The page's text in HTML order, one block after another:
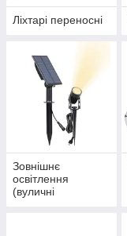
Ліхтарі переносні
Зовнішнє
освітлення
(вуличні